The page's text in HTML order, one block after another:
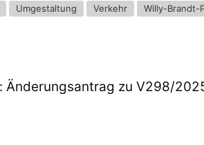
Umgestaltung Verkehr Willy-Brandt-